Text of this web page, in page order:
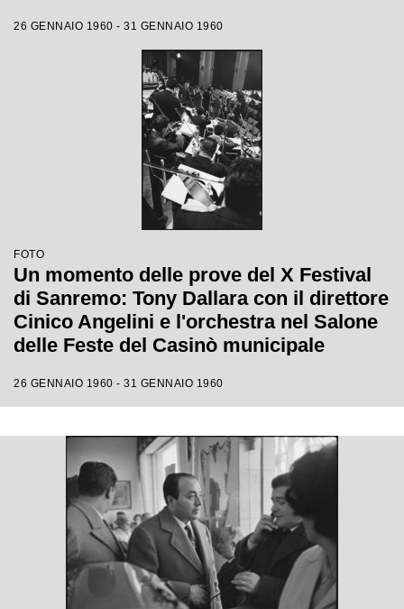
26 GENNAIO 1960 - 31 GENNAIO 1960
FOTO
Un momento delle prove del X Festival
di Sanremo: Tony Dallara con il direttore
Cinico Angelini e l'orchestra nel Salone
delle Feste del Casinò municipale
26 GENNAIO 1960 - 31 GENNAIO 1960